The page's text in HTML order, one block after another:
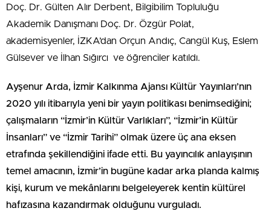
Doç. Dr. Gülten Alır Derbent, Bilgibilim Topluluğu
Akademik Danışmanı Doç. Dr. Özgür Polat,
akademisyenler, İZKA’dan Orçun Andıç, Cangül Kuş, Eslem
Gülsever ve İlhan Sığırcı ve öğrenciler katıldı.
Ayşenur Arda, İzmir Kalkınma Ajansı Kültür Yayınları’nın
2020 yılı itibarıyla yeni bir yayın politikası benimsediğini;
çalışmaların “İzmir’in Kültür Varlıkları”, “İzmir’in Kültür
İnsanları” ve “İzmir Tarihi” olmak üzere üç ana eksen
etrafında şekillendiğini ifade etti. Bu yayıncılık anlayışının
temel amacının, İzmir’in bugüne kadar arka planda kalmış
kişi, kurum ve mekânlarını belgeleyerek kentin kültürel
hafızasına kazandırmak olduğunu vurguladı.